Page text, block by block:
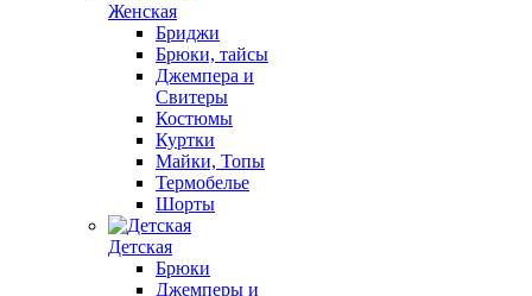
Женская
Бриджи
Брюки, тайсы
Джемпера и
Свитеры
Костюмы
Куртки
Майки, Топы
Термобелье
Шорты
Детская
Брюки
Джемперы и